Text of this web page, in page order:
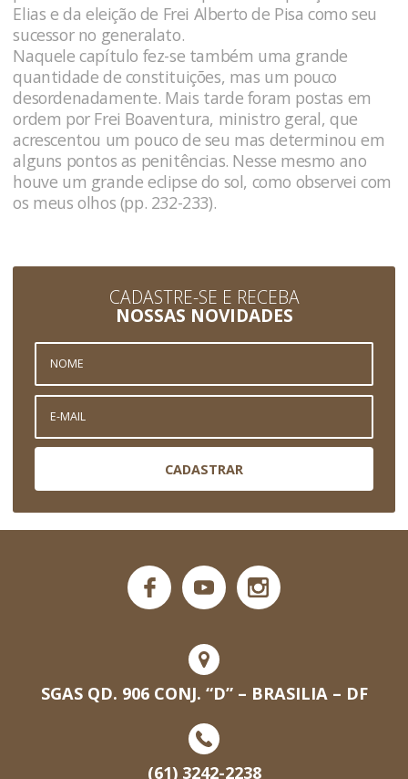
Elias e da eleição de Frei Alberto de Pisa como seu
sucessor no generalato.
Naquele capítulo fez-se também uma grande
quantidade de constituições, mas um pouco
desordenadamente. Mais tarde foram postas em
ordem por Frei Boaventura, ministro geral, que
acrescentou um pouco de seu mas determinou em
alguns pontos as penitências. Nesse mesmo ano
houve um grande eclipse do sol, como observei com
os meus olhos (pp. 232-233).
CADASTRE-SE E RECEBA
NOSSAS NOVIDADES
CADASTRAR
SGAS QD. 906 CONJ. “D” – BRASILIA – DF
(61) 3242-2238